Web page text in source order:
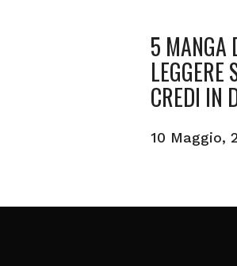
5 MANGA
LEGGERE
CREDI IN
10 Maggio,